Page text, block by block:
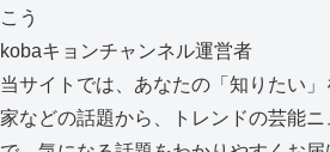
こう
kobaキョンチャンネル運営者
当サイトでは、あなたの「知りたい
家などの話題から、トレンドの芸能